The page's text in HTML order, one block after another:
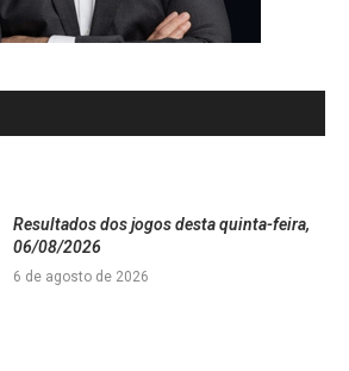
Resultados dos jogos desta quinta-feira,
06/08/2026
6 de agosto de 2026